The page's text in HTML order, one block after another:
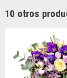
10 otros